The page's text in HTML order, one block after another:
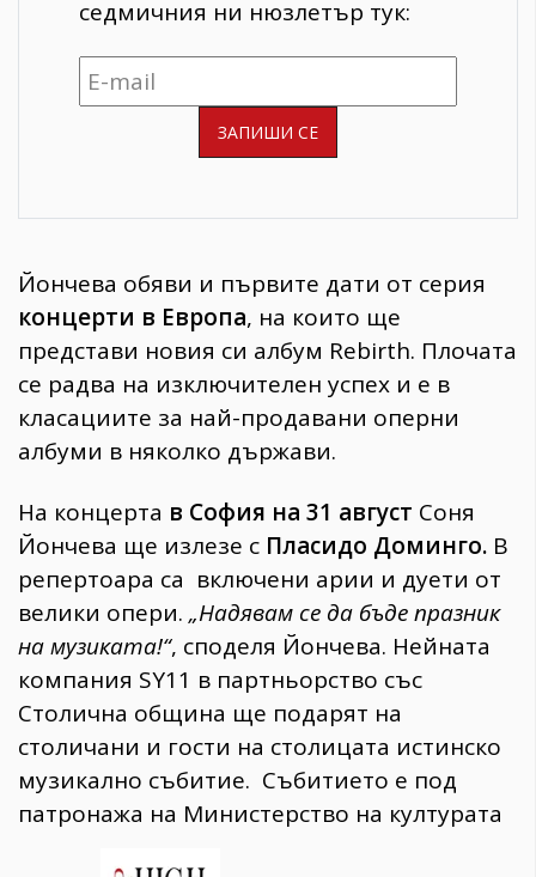
седмичния ни нюзлетър тук:
Йончева обяви и първите дати от серия
концерти в Европа, на които ще
представи новия си албум Rebirth. Плочата
се радва на изключителен успех и е в
класациите за най-продавани оперни
албуми в няколко държави.
На концерта в София на 31 август Соня
Йончева ще излезе с Пласидо Доминго. В
репертоара са включени арии и дуети от
велики опери. „Надявам се да бъде празник
на музиката!“, споделя Йончева. Нейната
компания SY11 в партньорство със
Столична община ще подарят на
столичани и гости на столицата истинско
музикално събитие. Събитието е под
патронажа на Министерство на културата